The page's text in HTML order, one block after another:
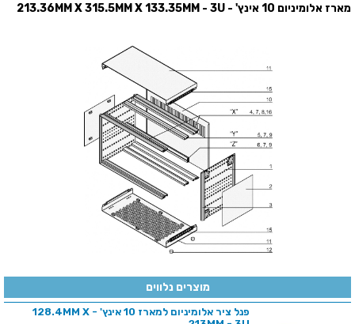
מארז אלומיניום 10 אינץ' - 213.36MM X 315.5MM X 133.35MM - 3U
מוצרים נלווים
פנל ציר אלומיניום למארז 10 אינץ' - 128.4MM X